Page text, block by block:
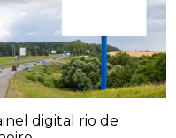
digital rio de